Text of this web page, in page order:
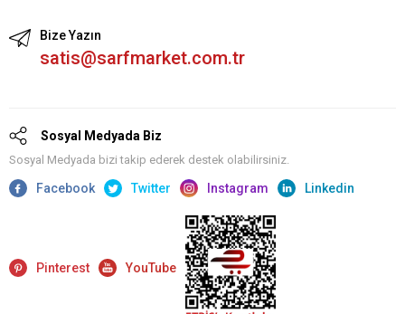
Bize Yazın
satis@sarfmarket.com.tr
Sosyal Medyada Biz
Sosyal Medyada bizi takip ederek destek olabilirsiniz.
Facebook Twitter Instagram Linkedin
Pinterest YouTube